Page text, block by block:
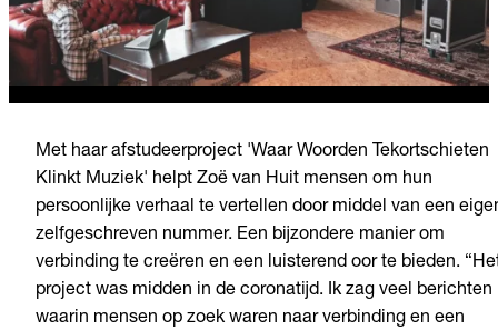
Met haar afstudeerproject 'Waar Woorden Tekortschieten
Klinkt Muziek' helpt Zoë van Huit mensen om hun
persoonlijke verhaal te vertellen door middel van een
zelfgeschreven nummer. Een bijzondere manier om
verbinding te creëren en een luisterend oor te bieden.
project was midden in de coronatijd. Ik zag veel berichten
waarin mensen op zoek waren naar verbinding en een